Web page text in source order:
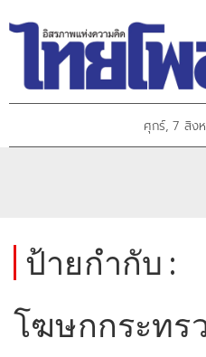
ศุกร์, 7 สิง
ป้ายกำกับ :
โฆษกกระทร